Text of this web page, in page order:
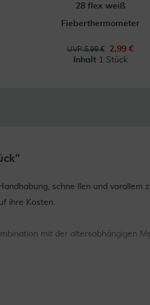
28 flex weiß
Fieberthermometer
UVP 5,99 €
2,99 €
Inhalt 1 Stück
schne llen und vorallem
ihre Kosten.
mit der altersabhängigen